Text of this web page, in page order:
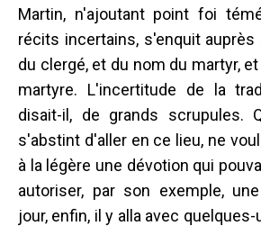
Martin, n'ajoutant point foi
récits incertains, s'enquit
du clergé, et du nom du martyr,
martyre. L'incertitude de la
disait-il, de grands scrupules.
s'abstint d'aller en ce lieu, ne
à la légère une dévotion qui
autoriser, par son exemple,
jour, enfin, il y alla avec